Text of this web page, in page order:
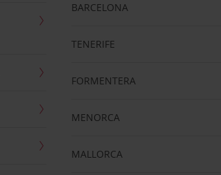
BARCELONA
TENERIFE
FORMENTERA
MENORCA
MALLORCA